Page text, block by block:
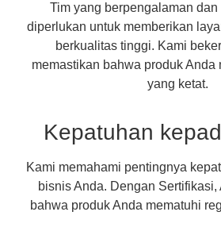
Tim yang berpengalaman
diperlukan untuk memberikan
berkualitas tinggi. Kami
memastikan bahwa produk Anda
yang ketat.
Kepatuhan
Kami memahami pentingnya
bisnis Anda. Dengan Sertifikasi,
bahwa produk Anda mematuhi